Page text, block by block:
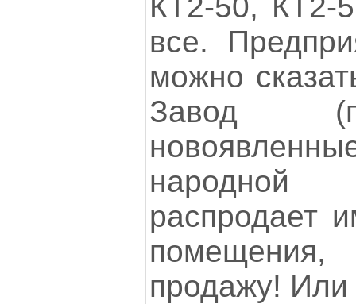
все.
можно
Завод
народной
распродает
продажу! Или